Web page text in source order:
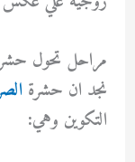
مراحل تحول
نجد ان حشرة
التكوين وهي: